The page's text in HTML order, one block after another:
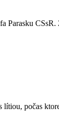
Parasku CSsR.
lítiou, počas